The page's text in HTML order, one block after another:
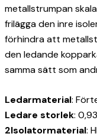
metallstrumpan
frilägga den inre
förhindra att
den ledande
samma sätt som
Ledarmaterial:
Ledare storlek:
2Isolatormaterial: